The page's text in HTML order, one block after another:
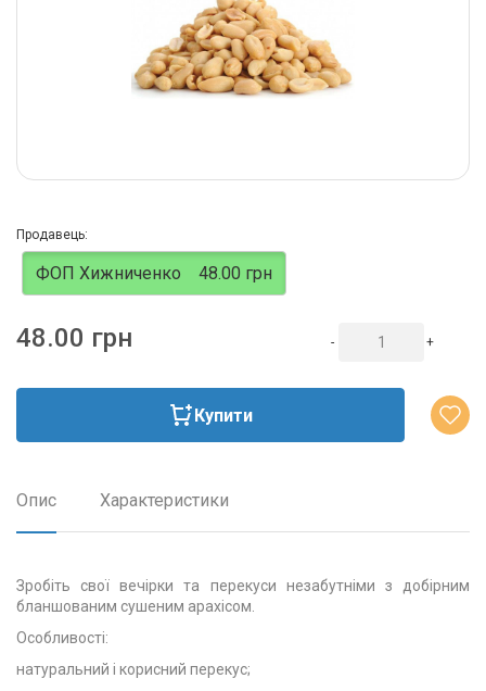
Продавець:
ФОП Хижниченко 48.00 грн
48.00 грн - +
Купити
Опис Характеристики
Зробіть свої вечірки та перекуси незабутніми з добірним
бланшованим сушеним арахісом.
Особливості:
натуральний і корисний перекус;